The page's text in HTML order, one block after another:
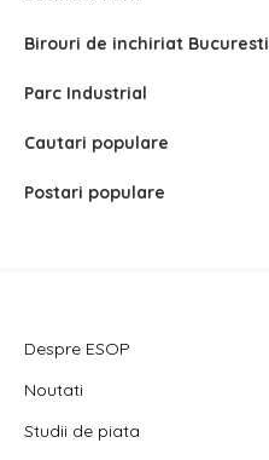
Birouri de inchiriat Bucuresti
Parc Industrial
Cautari populare
Postari populare
Despre ESOP
Noutati
Studii de piata